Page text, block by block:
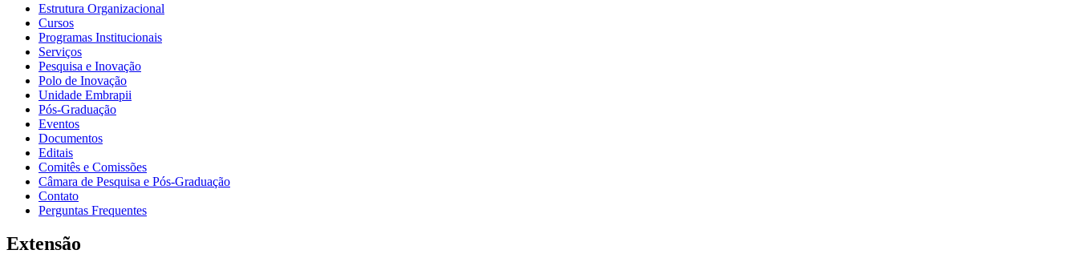
Estrutura Organizacional
Cursos
Programas Institucionais
Serviços
Pesquisa e Inovação
Polo de Inovação
Unidade Embrapii
Pós-Graduação
Eventos
Documentos
Editais
Comitês e Comissões
Câmara de Pesquisa e Pós-Graduação
Contato
Perguntas Frequentes
Extensão